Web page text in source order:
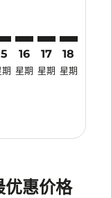
16
星期
17
星期
18
星期
惠价格